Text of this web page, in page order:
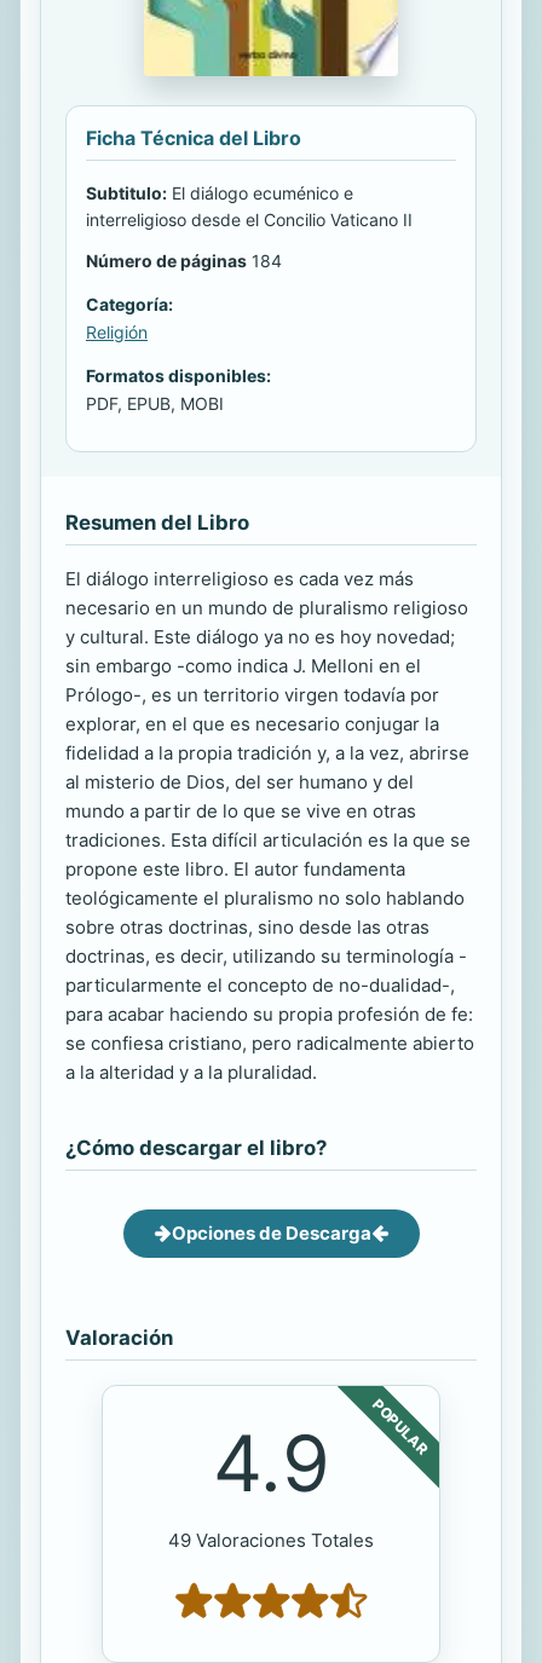
Ficha Técnica del Libro
Subtitulo: El diálogo ecuménico e
interreligioso desde el Concilio Vaticano II
Número de páginas 184
Categoría:
Religión
Formatos disponibles:
PDF, EPUB, MOBI
Resumen del Libro
El diálogo interreligioso es cada vez más
necesario en un mundo de pluralismo religioso
y cultural. Este diálogo ya no es hoy novedad;
sin embargo -como indica J. Melloni en el
Prólogo-, es un territorio virgen todavía por
explorar, en el que es necesario conjugar la
fidelidad a la propia tradición y, a la vez, abrirse
al misterio de Dios, del ser humano y del
mundo a partir de lo que se vive en otras
tradiciones. Esta difícil articulación es la que se
propone este libro. El autor fundamenta
teológicamente el pluralismo no solo hablando
sobre otras doctrinas, sino desde las otras
doctrinas, es decir, utilizando su terminología -
particularmente el concepto de no-dualidad-,
para acabar haciendo su propia profesión de fe:
se confiesa cristiano, pero radicalmente abierto
a la alteridad y a la pluralidad.
¿Cómo descargar el libro?
Opciones de Descarga
Valoración
POPULAR
4.9
49 Valoraciones Totales